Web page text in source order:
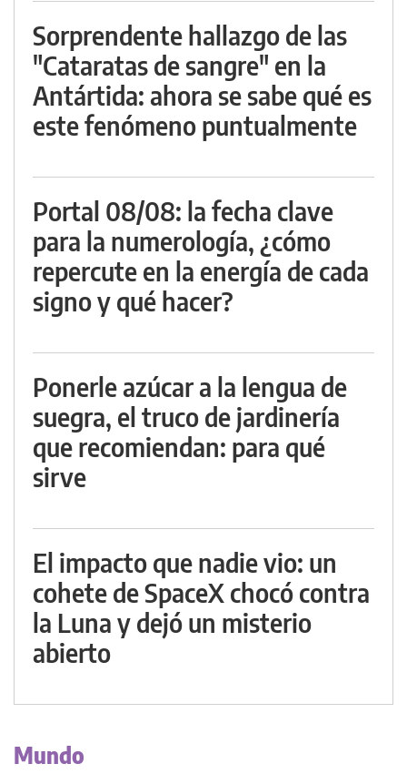
Sorprendente hallazgo de las
"Cataratas de sangre" en la
Antártida: ahora se sabe qué es
este fenómeno puntualmente
Portal 08/08: la fecha clave
para la numerología, ¿cómo
repercute en la energía de cada
signo y qué hacer?
Ponerle azúcar a la lengua de
suegra, el truco de jardinería
que recomiendan: para qué
sirve
El impacto que nadie vio: un
cohete de SpaceX chocó contra
la Luna y dejó un misterio
abierto
Mundo